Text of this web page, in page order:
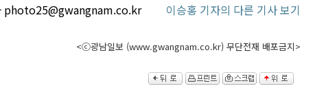
photo25@gwangnam.co.kr
이승홍 기자의 다른 기사 보기
<ⓒ광남일보 (www.gwangnam.co.kr) 무단전재 배포금지>